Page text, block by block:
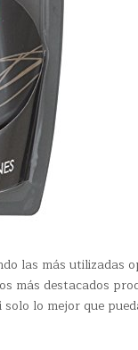
las más utilizadas
más destacados
lo mejor que